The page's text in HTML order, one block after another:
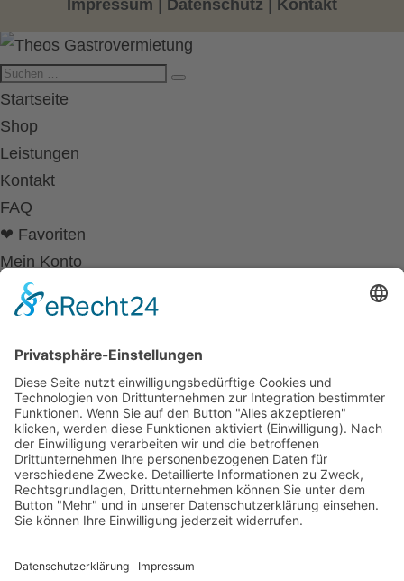
Impressum Datenschutz Kontakt
Startseite
Shop
Leistungen
Kontakt
FAQ
❤ Favoriten
Mein Konto
Betriebsferien
Wir befinden uns vom
19.12.2025 bis einschließlich 07.01.2026
in unseren Betriebsferien.
In dieser Zeit werden Anfragen
kann es zu Verzögerungen bei der